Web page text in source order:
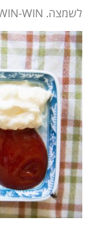
לשמצה. WIN-WIN.